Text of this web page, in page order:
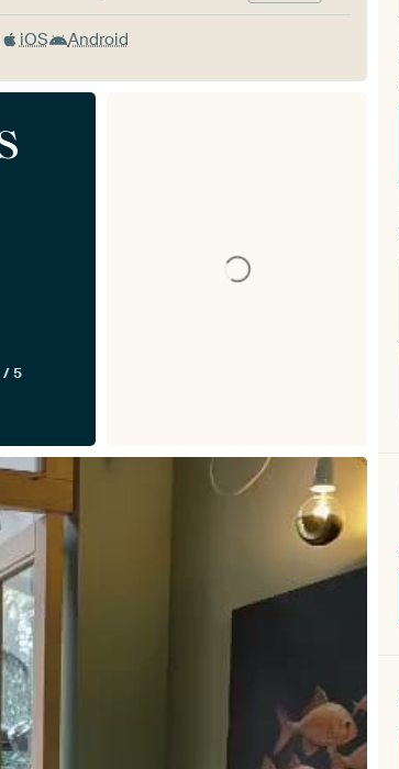
iOS Android
/ 5